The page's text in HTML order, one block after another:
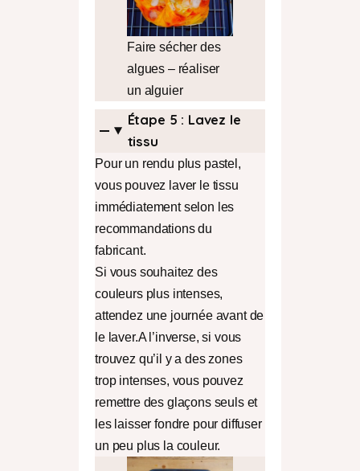
Faire sécher des
algues – réaliser
un alguier
Étape 5 : Lavez le
tissu
Pour un rendu plus pastel,
vous pouvez laver le tissu
immédiatement selon les
recommandations du
fabricant.
Si vous souhaitez des
couleurs plus intenses,
attendez une journée avant de
le laver.A l’inverse, si vous
trouvez qu’il y a des zones
trop intenses, vous pouvez
remettre des glaçons seuls et
les laisser fondre pour diffuser
un peu plus la couleur.